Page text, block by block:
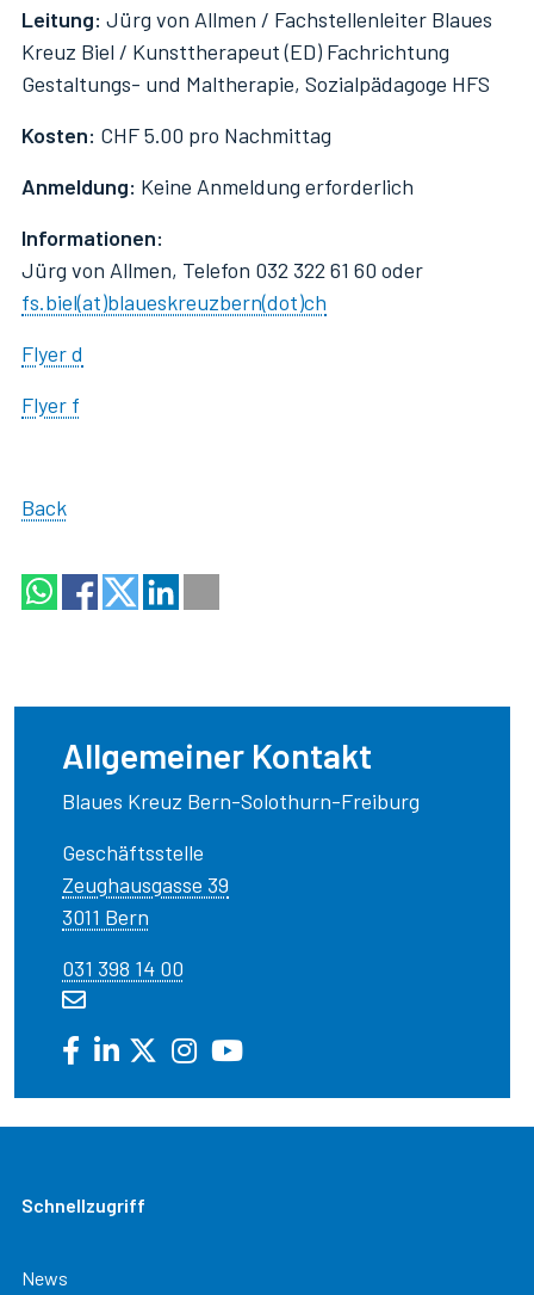
Leitung: Jürg von Allmen / Fachstellenleiter Blaues
Kreuz Biel / Kunsttherapeut (ED) Fachrichtung
Gestaltungs- und Maltherapie, Sozialpädagoge HFS
Kosten: CHF 5.00 pro Nachmittag
Anmeldung: Keine Anmeldung erforderlich
Informationen:
Jürg von Allmen, Telefon 032 322 61 60 oder
fs.biel(at)blaueskreuzbern(dot)ch
Flyer d
Flyer f
Back
Allgemeiner Kontakt
Blaues Kreuz Bern-Solothurn-Freiburg
Geschäftsstelle
Zeughausgasse 39
3011 Bern
031 398 14 00
Schnellzugriff
News